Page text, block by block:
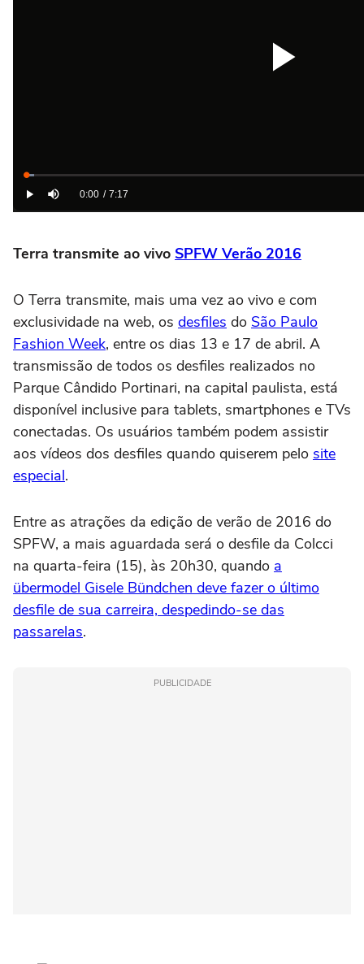
Terra transmite ao vivo SPFW Verão 2016
O Terra transmite, mais uma vez ao vivo e com
exclusividade na web, os desfiles do São Paulo
Fashion Week, entre os dias 13 e 17 de abril. A
transmissão de todos os desfiles realizados no
Parque Cândido Portinari, na capital paulista, está
disponível inclusive para tablets, smartphones e TVs
conectadas. Os usuários também podem assistir
aos vídeos dos desfiles quando quiserem pelo site
especial.
Entre as atrações da edição de verão de 2016 do
SPFW, a mais aguardada será o desfile da Colcci
na quarta-feira (15), às 20h30, quando a
übermodel Gisele Bündchen deve fazer o último
desfile de sua carreira, despedindo-se das
passarelas.
PUBLICIDADE